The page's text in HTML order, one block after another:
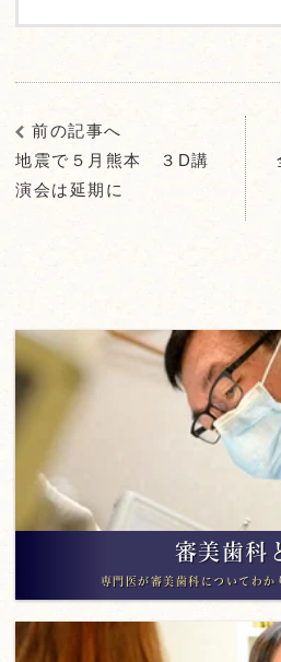
前の記事へ
地震で５月熊本 ３D講
演会は延期に
審美歯科
専門医が審美歯科についてわか